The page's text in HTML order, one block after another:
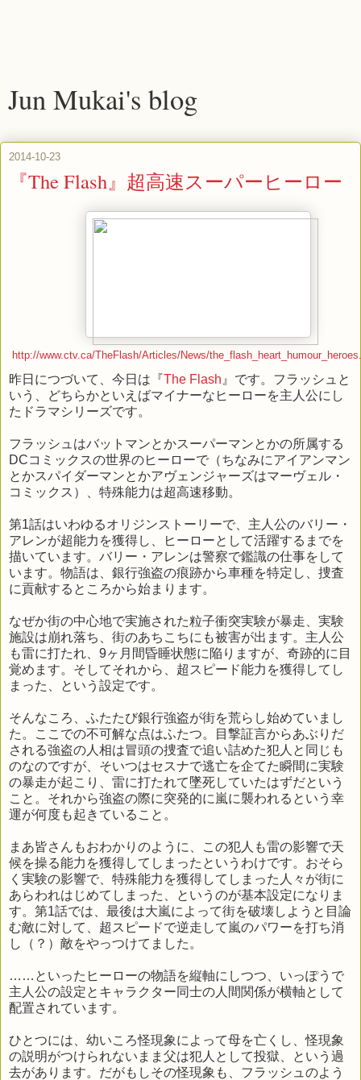
Jun Mukai's blog
2014-10-23
『The Flash』超高速スーパーヒーロー
http://www.ctv.ca/TheFlash/Articles/News/
昨日につづいて、今日は『The Flash 』です。フラッシュと
いう、どちらかといえばマイナーなヒーローを主人公にし
たドラマシリーズです。
フラッシュはバットマンとかスーパーマンとかの所属する
DCコミックスの世界のヒーローで（ちなみにアイアンマン
とかスパイダーマンとかアヴェンジャーズはマーヴェル・
コミックス）、特殊能力は超高速移動。
第1話はいわゆるオリジンストーリーで、主人公のバリー・
アレンが超能力を獲得し、ヒーローとして活躍するまでを
描いています。バリー・アレンは警察で鑑識の仕事をして
います。物語は、銀行強盗の痕跡から車種を特定し、捜査
に貢献するところから始まります。
なぜか街の中心地で実施された粒子衝突実験が暴走、実験
施設は崩れ落ち、街のあちこちにも被害が出ます。主人公
も雷に打たれ、9ヶ月間昏睡状態に陥りますが、奇跡的に目
覚めます。そしてそれから、超スピード能力を獲得してし
まった、という設定です。
そんなころ、ふたたび銀行強盗が街を荒らし始めていまし
た。ここでの不可解な点はふたつ。目撃証言からあぶりだ
される強盗の人相は冒頭の捜査で追い詰めた犯人と同じも
のなのですが、そいつはセスナで逃亡を企てた瞬間に実験
の暴走が起こり、雷に打たれて墜死していたはずだという
こと。それから強盗の際に突発的に嵐に襲われるという幸
運が何度も起きていること。
まあ皆さんもおわかりのように、この犯人も雷の影響で天
候を操る能力を獲得してしまったというわけです。おそら
く実験の影響で、特殊能力を獲得してしまった人々が街に
あらわれはじめてしまった、というのが基本設定になりま
す。第1話では、最後は大嵐によって街を破壊しようと目論
む敵に対して、超スピードで逆走して嵐のパワーを打ち消
し（？）敵をやっつけてました。
……といったヒーローの物語を縦軸にしつつ、いっぽうで
主人公の設定とキャラクター同士の人間関係が横軸として
配置されています。
ひとつには、幼いころ怪現象によって母を亡くし、怪現象
の説明がつけられないまま父は犯人として投獄、という過
去があります。だがもしその怪現象も、フラッシュのよう